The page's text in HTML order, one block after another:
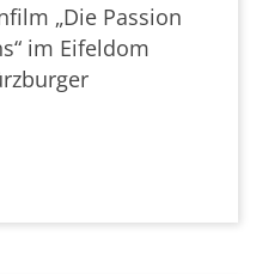
„Die Passion
im Eifeldom